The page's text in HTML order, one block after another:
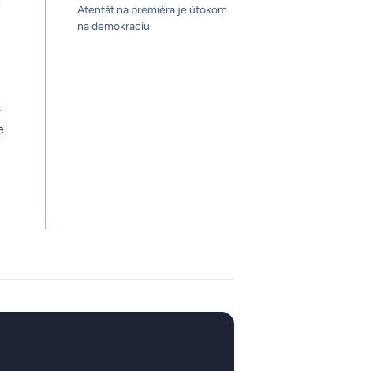
Atentát na premiéra je útokom
na demokraciu